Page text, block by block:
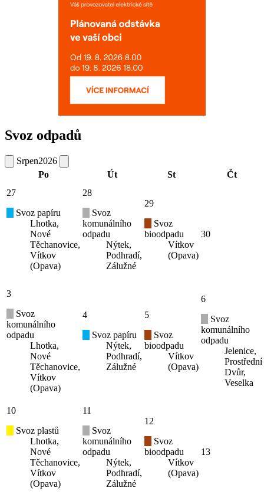
Svoz odpadů
Srpen2026
Po
Út St
Čt
27
Svoz papíru
Lhotka,
Nové
Těchanovice,
Vítkov
(Opava)
28
Svoz
komunálního
odpadu
Nýtek,
Podhradí,
Zálužné
29
Svoz
bioodpadu
Vítkov
(Opava)
30
3
Svoz
komunálního
odpadu
Lhotka,
Nové
Těchanovice,
Vítkov
(Opava)
4
Svoz papíru
Nýtek,
Podhradí,
Zálužné
5
Svoz
bioodpadu
Vítkov
(Opava)
6
Svoz
komunálního
odpadu
Jelenice,
Prostřední
Dvůr,
Veselka
10
Svoz plastů
Lhotka,
Nové
Těchanovice,
Vítkov
(Opava)
11
Svoz
komunálního
odpadu
Nýtek,
Podhradí,
Zálužné
12
Svoz
bioodpadu
Vítkov
(Opava)
13